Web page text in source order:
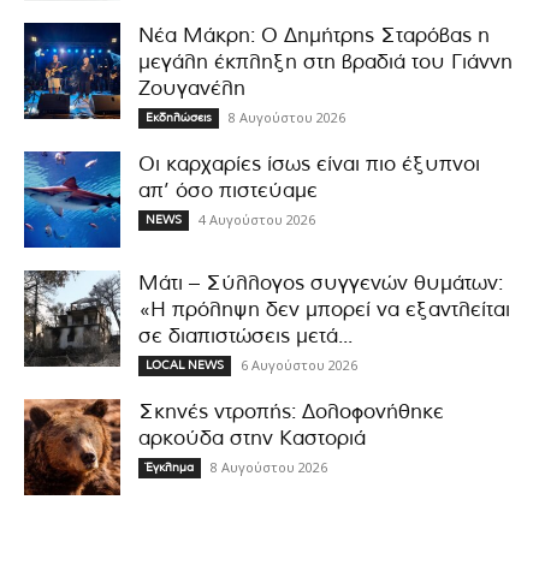
Νέα Μάκρη: Ο Δημήτρης Σταρόβας η
μεγάλη έκπληξη στη βραδιά του Γιάννη
Ζουγανέλη
Εκδηλώσεις 8 Αυγούστου 2026
Οι καρχαρίες ίσως είναι πιο έξυπνοι
απ’ όσο πιστεύαμε
NEWS 4 Αυγούστου 2026
Μάτι – Σύλλογος συγγενών θυμάτων:
«Η πρόληψη δεν μπορεί να εξαντλείται
σε διαπιστώσεις μετά...
LOCAL NEWS 6 Αυγούστου 2026
Σκηνές ντροπής: Δολοφονήθηκε
αρκούδα στην Καστοριά
Έγκλημα 8 Αυγούστου 2026